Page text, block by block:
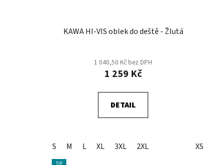
KAWA HI-VIS oblek do deště - Žlutá
1 040,50 Kč bez DPH
1 259 Kč
DETAIL
S M L XL 3XL 2XL XS
TIP